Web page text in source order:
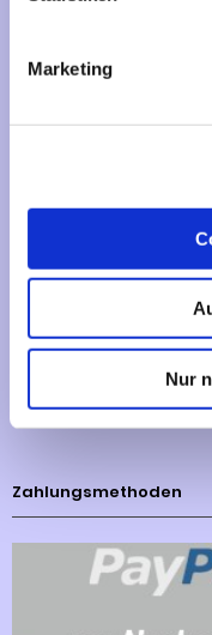
Marketing
Nur
Informationen
Liefer- und Versandkosten
Impressum
Sitemap
Zahlungsmethoden